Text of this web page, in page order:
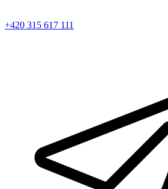
+420 315 617 111